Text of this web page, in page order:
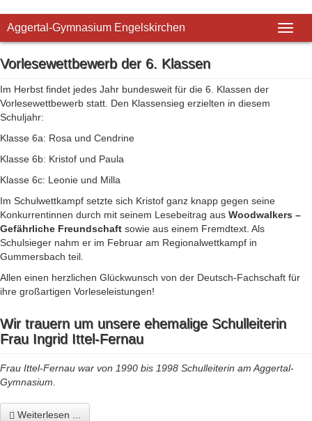
Aggertal-Gymnasium Engelskirchen
Vorlesewettbewerb der 6. Klassen
Im Herbst findet jedes Jahr bundesweit für die 6. Klassen der
Vorlesewettbewerb statt. Den Klassensieg erzielten in diesem
Schuljahr:
Klasse 6a: Rosa und Cendrine
Klasse 6b: Kristof und Paula
Klasse 6c: Leonie und Milla
Im Schulwettkampf setzte sich Kristof ganz knapp gegen seine
Konkurrentinnen durch mit seinem Lesebeitrag aus Woodwalkers –
Gefährliche Freundschaft sowie aus einem Fremdtext. Als
Schulsieger nahm er im Februar am Regionalwettkampf in
Gummersbach teil.
Allen einen herzlichen Glückwunsch von der Deutsch-Fachschaft für
ihre großartigen Vorleseleistungen!
Wir trauern um unsere ehemalige Schulleiterin
Frau Ingrid Ittel-Fernau
Frau Ittel-Fernau war von 1990 bis 1998 Schulleiterin am Aggertal-
Gymnasium.
Weiterlesen ...